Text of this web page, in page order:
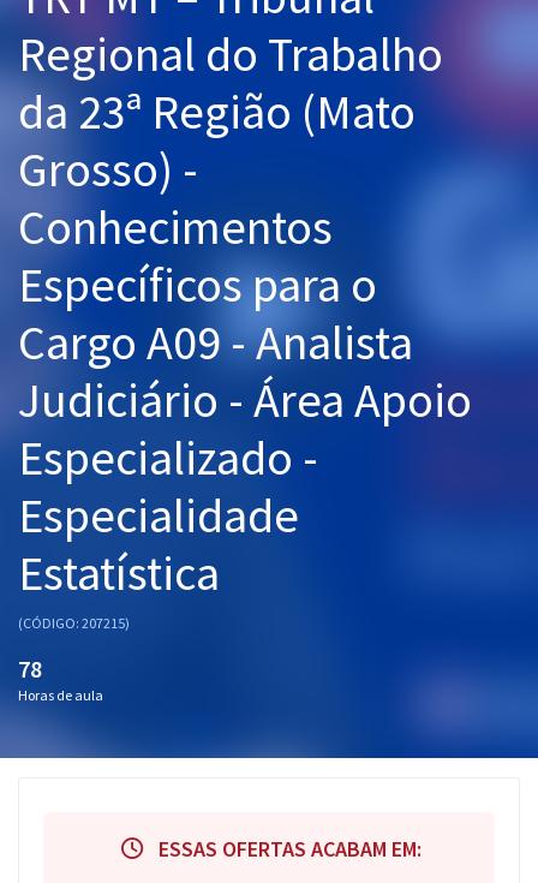
Graduação
Mentorias
Questões grátis
Conteúdo gratuito
Blog
Aprovados
Atendimento
Regional do Trabalho
da 23ª Região (Mato
Grosso) -
Conhecimentos
Específicos para o
Cargo A09 - Analista
Judiciário - Área Apoio
Especializado -
Especialidade
Estatística
(CÓDIGO: 207215)
78
Horas de aula
ESSAS OFERTAS ACABAM EM: